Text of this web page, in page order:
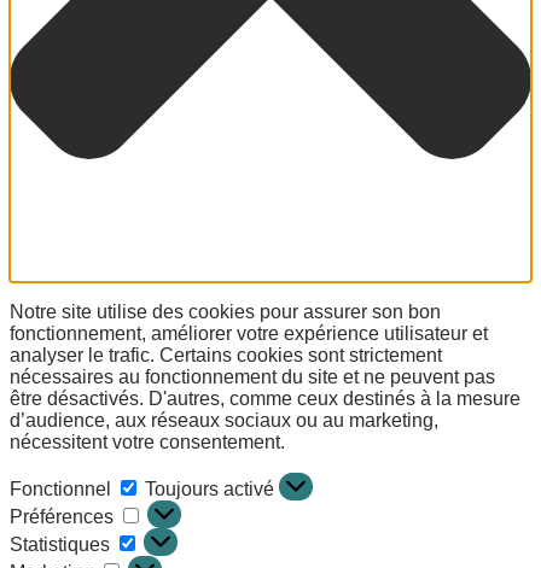
Notre site utilise des cookies pour assurer son bon
fonctionnement, améliorer votre expérience utilisateur et
analyser le trafic. Certains cookies sont strictement
nécessaires au fonctionnement du site et ne peuvent pas
être désactivés. D'autres, comme ceux destinés à la mesure
d’audience, aux réseaux sociaux ou au marketing,
nécessitent votre consentement.
Fonctionnel
Toujours activé
Préférences
Statistiques